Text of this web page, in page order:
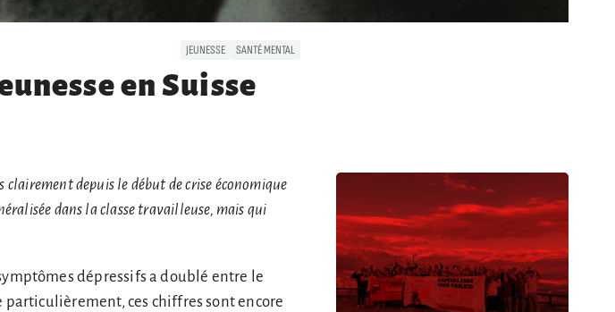
JEUNESSE SANTÉ MENTAL
en Suisse
depuis le début de crise économique
dans la classe travailleuse, mais qui
dépressifs a doublé entre le
ces chiffres sont encore